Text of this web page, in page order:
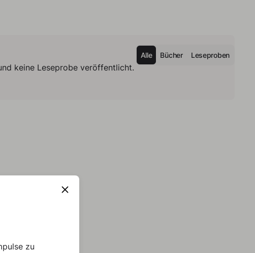
Alle Bücher Leseproben
keine Leseprobe veröffentlicht.
zu